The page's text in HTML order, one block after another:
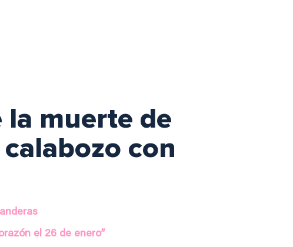
la muerte de
con
el 26 de enero”